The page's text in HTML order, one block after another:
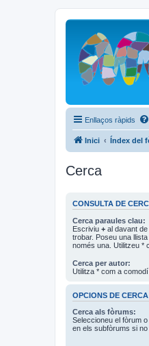
Enllaços ràpids
Inici Índex del
Cerca
CONSULTA DE
Cerca paraules clau:
Escriviu + al davant
trobar. Poseu una
només una. Utilitzeu *
Cerca per autor:
Utilitza * com a
OPCIONS DE CERCA
Cerca als fòrums:
Seleccioneu el fòrum
en els subfòrums si no